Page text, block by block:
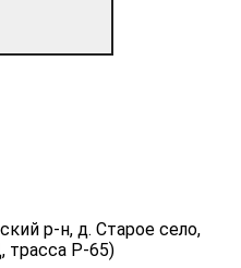
р-н, д. Старое село,
P-65)